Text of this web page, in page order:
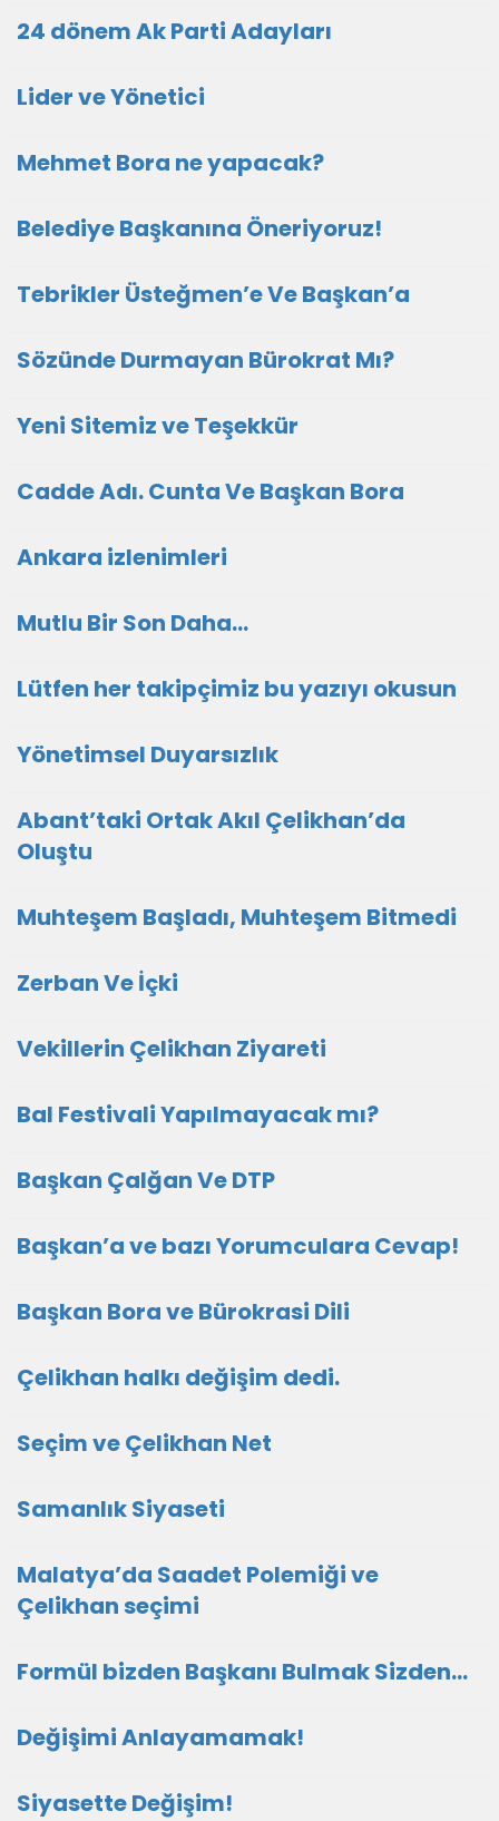
24 dönem Ak Parti Adayları
Lider ve Yönetici
Mehmet Bora ne yapacak?
Belediye Başkanına Öneriyoruz!
Tebrikler Üsteğmen’e Ve Başkan’a
Sözünde Durmayan Bürokrat Mı?
Yeni Sitemiz ve Teşekkür
Cadde Adı. Cunta Ve Başkan Bora
Ankara izlenimleri
Mutlu Bir Son Daha…
Lütfen her takipçimiz bu yazıyı okusun
Yönetimsel Duyarsızlık
Abant’taki Ortak Akıl Çelikhan’da
Oluştu
Muhteşem Başladı, Muhteşem Bitmedi
Zerban Ve İçki
Vekillerin Çelikhan Ziyareti
Bal Festivali Yapılmayacak mı?
Başkan Çalğan Ve DTP
Başkan’a ve bazı Yorumculara Cevap!
Başkan Bora ve Bürokrasi Dili
Çelikhan halkı değişim dedi.
Seçim ve Çelikhan Net
Samanlık Siyaseti
Malatya’da Saadet Polemiği ve
Çelikhan seçimi
Formül bizden Başkanı Bulmak Sizden…
Değişimi Anlayamamak!
Siyasette Değişim!